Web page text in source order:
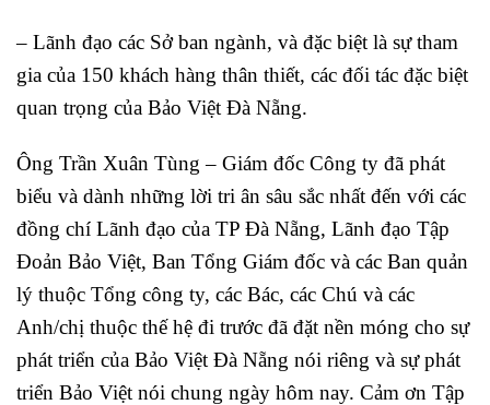
– Lãnh đạo các Sở ban ngành, và đặc biệt là sự tham
gia của 150 khách hàng thân thiết, các đối tác đặc biệt
quan trọng của Bảo Việt Đà Nẵng.
Ông Trần Xuân Tùng – Giám đốc Công ty đã phát
biểu và dành những lời tri ân sâu sắc nhất đến với các
đồng chí Lãnh đạo của TP Đà Nẵng, Lãnh đạo Tập
Đoản Bảo Việt, Ban Tổng Giám đốc và các Ban quản
lý thuộc Tổng công ty, các Bác, các Chú và các
Anh/chị thuộc thế hệ đi trước đã đặt nền móng cho sự
phát triển của Bảo Việt Đà Nẵng nói riêng và sự phát
triển Bảo Việt nói chung ngày hôm nay. Cảm ơn Tập